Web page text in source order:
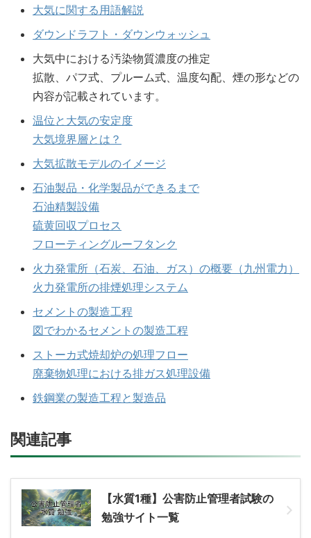
大気に関する用語解説
ダウンドラフト・ダウンウォッシュ
大気中における汚染物質濃度の推定
拡散、パフ式、プルーム式、温度勾配、煙の形などの
内容が記載されています。
温位と大気の安定度
大気境界層とは？
大気拡散モデルのイメージ
石油製品・化学製品ができるまで
石油精製設備
硫黄回収プロセス
フローティングルーフタンク
火力発電所（石炭、石油、ガス）の概要（九州電力）
火力発電所の排煙処理システム
セメントの製造工程
図でわかるセメントの製造工程
ストーカ式焼却炉の処理フロー
廃棄物処理における排ガス処理設備
鉄鋼業の製造工程と製造品
関連記事
【水質1種】公害防止管理者試験の
勉強サイト一覧